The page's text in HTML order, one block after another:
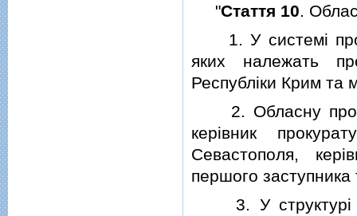
"Стаття 10.
1. У системi
яких належать
Республiки Крим та
2. Обласну
керiвник
Севастополя,
першого
3. У структурi